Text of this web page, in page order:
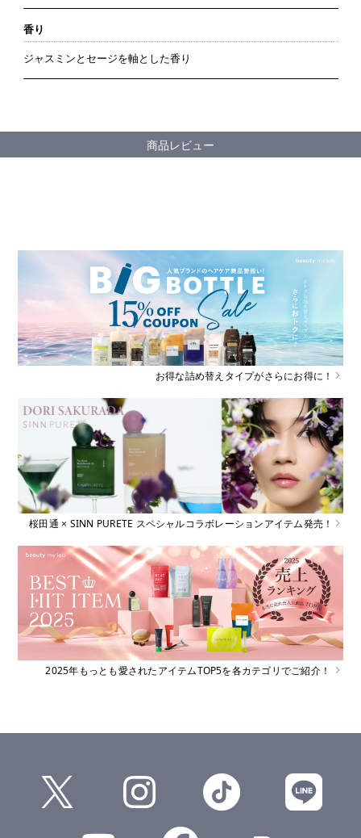
香り
ジャスミンとセージを軸とした香り
商品レビュー
お得な詰め替えタイプがさらにお得に！
桜田通 × SINN PURETE スペシャルコラボレーションアイテム発売！
2025年もっとも愛されたアイテムTOP5を各カテゴリでご紹介！